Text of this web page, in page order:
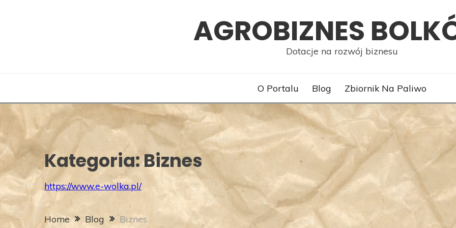
AGROBIZNES
Dotacje na rozwój biznesu
O Portalu Blog Zbiornik Na Paliwo
Kategoria:Biznes
https://www.e-wolka.pl/
Home Blog Biznes